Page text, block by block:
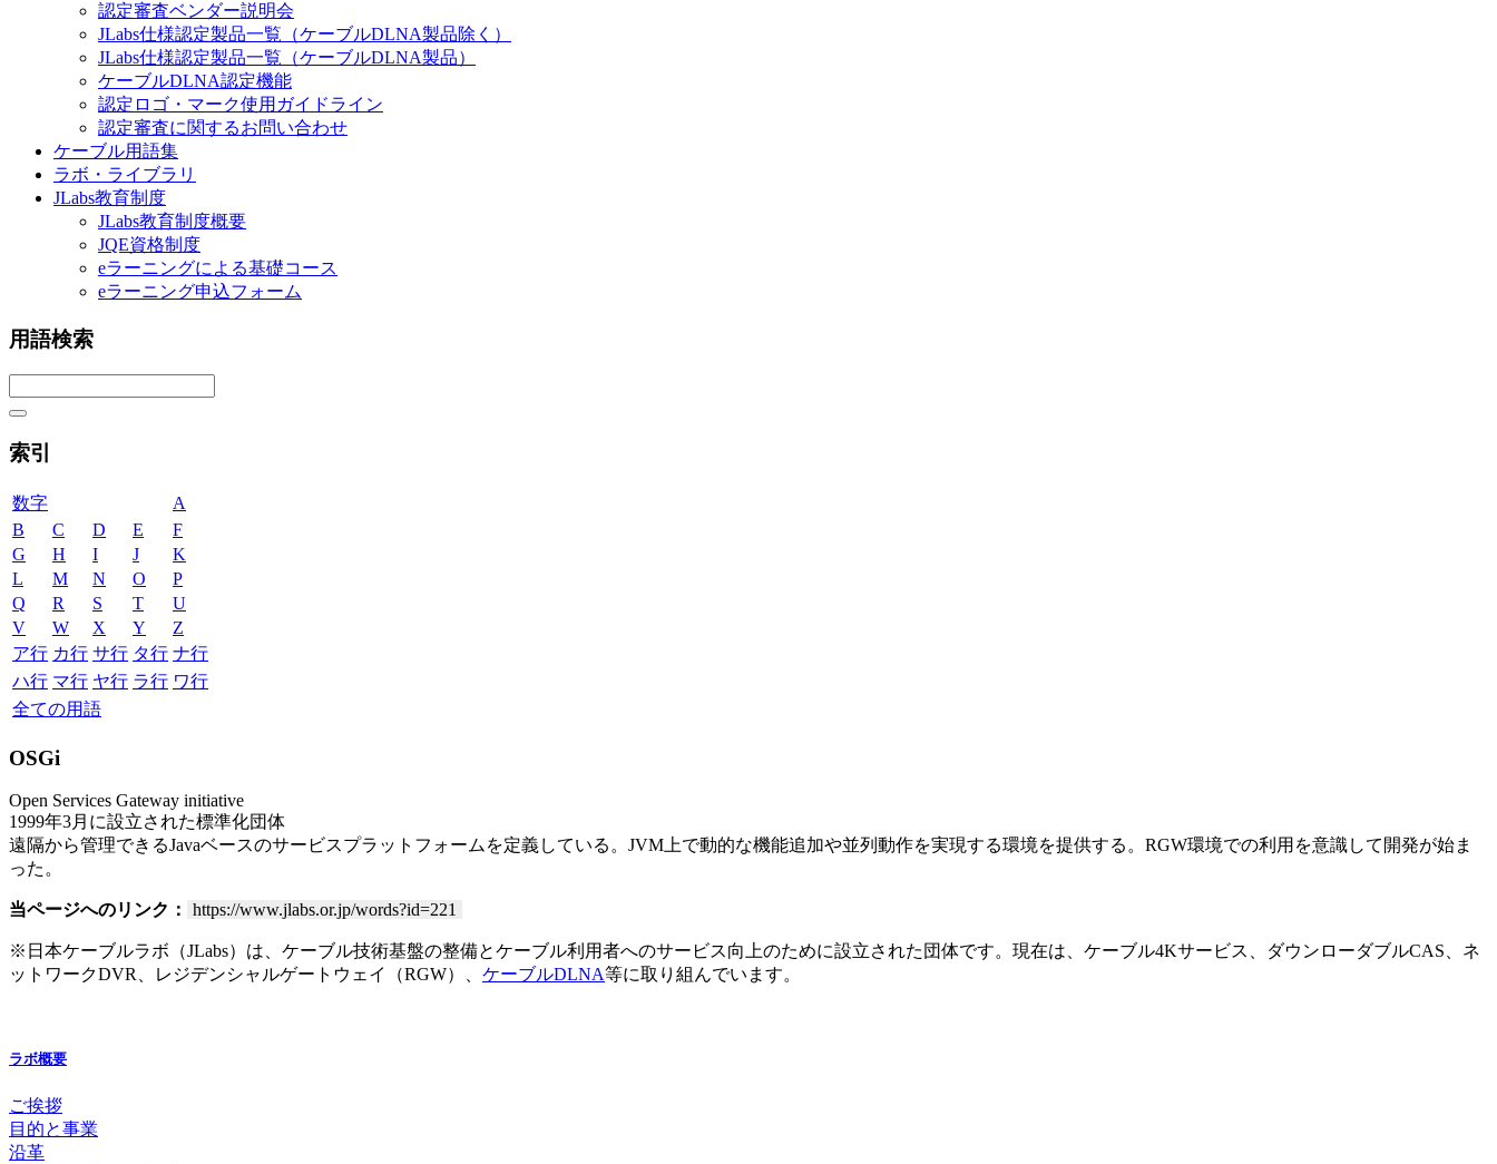
認定審査ベンダー説明会
JLabs仕様認定製品一覧（ケーブルDLNA製品除く）
JLabs仕様認定製品一覧（ケーブルDLNA製品）
ケーブルDLNA認定機能
認定ロゴ・マーク使用ガイドライン
認定審査に関するお問い合わせ
ケーブル用語集
ラボ・ライブラリ
JLabs教育制度
JLabs教育制度概要
JQE資格制度
eラーニングによる基礎コース
eラーニング申込フォーム
用語検索
索引
数字
A
B
C D E
F
G
H I J
K
L
M N O
P
Q
R S T
U
V
W X Y
Z
ア行 カ行 サ行 タ行 ナ行
ハ行 マ行 ヤ行 ラ行 ワ行
全ての用語
OSGi
Open Services Gateway initiative
1999年3月に設立された標準化団体
遠隔から管理できるJavaベースのサービスプラットフォームを定義している。JVM上で動的な機能追加や並列動作を実現する環境を提供する。RGW環境での利用を意識して開発が始ま
った。
当ページへのリンク： https://www.jlabs.or.jp/words?id=221
※日本ケーブルラボ（JLabs）は、ケーブル技術基盤の整備とケーブル利用者へのサービス向上のために設立された団体です。現在は、ケーブル4Kサービス、ダウンローダブルCAS、ネ
ットワークDVR、レジデンシャルゲートウェイ（RGW）、 ケーブルDLNA等に取り組んでいます。
ラボ概要
ご挨拶
目的と事業
沿革